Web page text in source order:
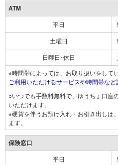
ATM
平日
土曜日
日曜日･休日
※時間帯によっては、お取り扱いをして
ご利用いただけるサービスや時間帯など
○いつでも手数料無料で、ゆうちょ口座
いただけます。
※硬貨を伴うお預け入れ・お引き出しは
ます。
保険窓口
平日